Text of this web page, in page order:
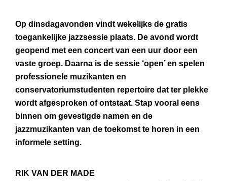
Op dinsdagavonden vindt wekelijks de gratis
toegankelijke jazzsessie plaats. De avond wordt
geopend met een concert van een uur door een
vaste groep. Daarna is de sessie ‘open’ en spelen
professionele muzikanten en
conservatoriumstudenten repertoire dat ter plekke
wordt afgesproken of ontstaat. Stap vooral eens
binnen om gevestigde namen en de
jazzmuzikanten van de toekomst te horen in een
informele setting.
RIK VAN DER MADE